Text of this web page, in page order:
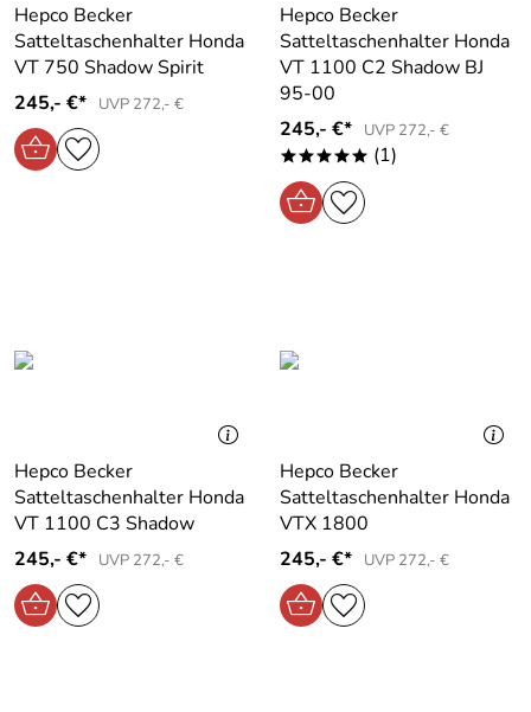
Hepco Becker
Satteltaschenhalter Honda
VT 750 Shadow Spirit
245,- €*
UVP 272,- €
Hepco Becker
Satteltaschenhalter Honda
VT 1100 C2 Shadow BJ
95-00
245,- €*
UVP 272,- €
***** (1)
Hepco Becker
Satteltaschenhalter Honda
VT 1100 C3 Shadow
245,- €*
UVP 272,- €
Hepco Becker
Satteltaschenhalter Honda
VTX 1800
245,- €*
UVP 272,- €